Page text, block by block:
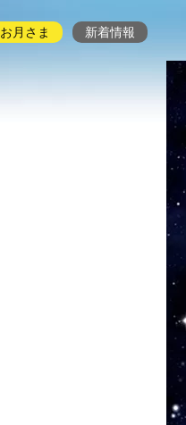
お月さま 新着情報